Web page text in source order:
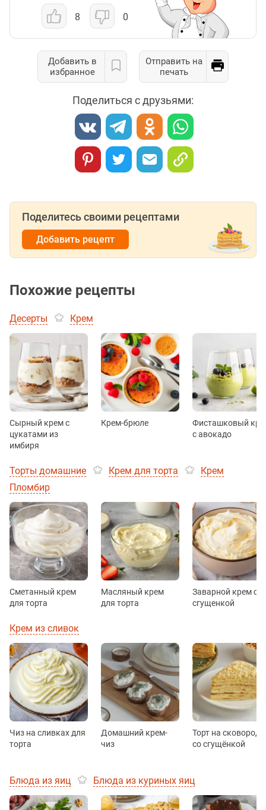
8 0
Добавить в
избранное
Отправить на
печать
Поделиться с друзьями:
Поделитесь своими рецептами
Добавить рецепт
Похожие рецепты
Десерты Крем
Сырный крем с
цукатами из
имбиря
Крем-брюле
Фисташковый
с авокадо
Торты домашние Крем для торта
Крем
Пломбир
Сметанный крем
для торта
Масляный крем
для торта
Заварной крем со
сгущенкой
Крем из сливок
Чиз на сливках для
торта
Домашний крем-
чиз
Торт на сковороде
со сгущёнкой
Блюда из яиц Блюда из куриных яиц